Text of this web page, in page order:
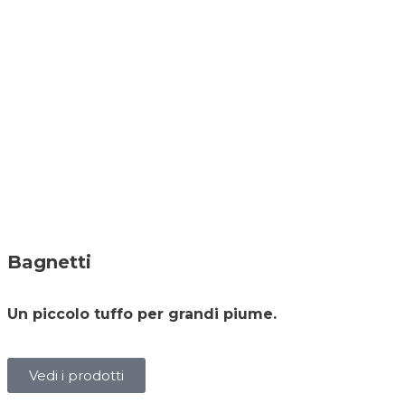
Bagnetti
Un piccolo tuffo per grandi piume.
Vedi i prodotti